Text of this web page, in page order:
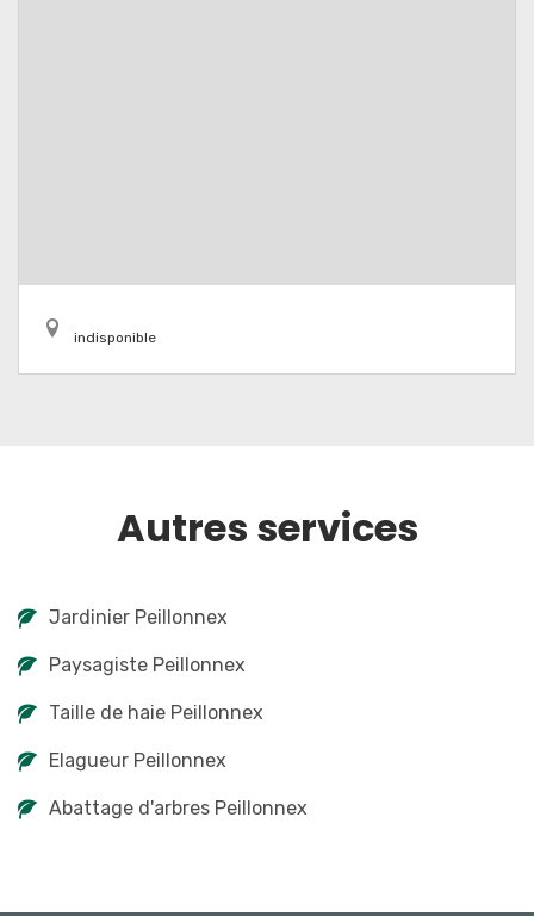
indisponible
Autres services
Jardinier Peillonnex
Paysagiste Peillonnex
Taille de haie Peillonnex
Elagueur Peillonnex
Abattage d'arbres Peillonnex